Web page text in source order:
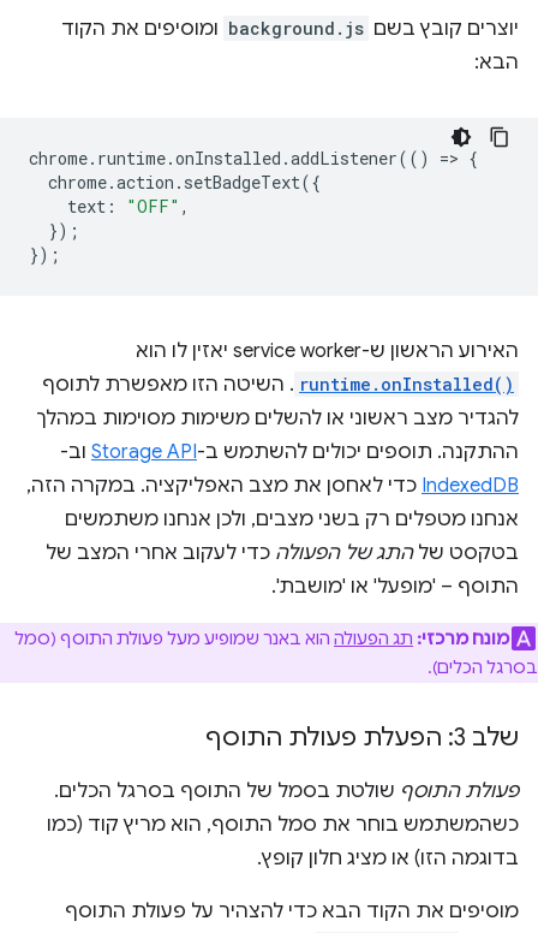
יוצרים קובץ בשם background.js ומוסיפים את הקוד
הבא:
chrome. runtime.onInstalled .addListener(() => {
chrome.action . setBadgeText({
text : "OFF" ,
});
});
האירוע הראשון ש-service worker יאזין לו הוא
runtime.onInstalled() . השיטה הזו מאפשרת לתוסף
להגדיר מצב ראשוני או להשלים משימות מסוימות במהלך
ההתקנה. תוספים יכולים להשתמש ב-Storage API וב-
IndexedDB כדי לאחסן את מצב האפליקציה. במקרה הזה,
אנחנו מטפלים רק בשני מצבים, ולכן אנחנו משתמשים
בטקסט שלהתג של הפעולה כדי לעקוב אחרי המצב של
התוסף – 'מופעל' או 'מושבת'.
מונח מרכזי: תג הפעולה הוא באנר שמופיע מעל פעולת התוסף (סמל
בסרגל הכלים).
שלב 3: הפעלת פעולת התוסף
פעולת התוסף שולטת בסמל של התוסף בסרגל הכלים.
כשהמשתמש בוחר את סמל התוסף, הוא מריץ קוד (כמו
בדוגמה הזו) או מציג חלון קופץ.
מוסיפים את הקוד הבא כדי להצהיר על פעולת התוסף